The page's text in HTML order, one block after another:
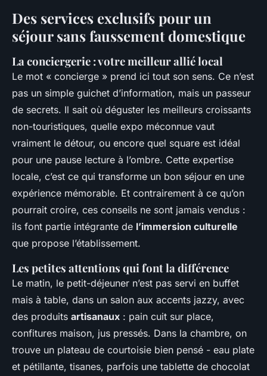
Des services exclusifs pour un
séjour sans faussement domestique
La conciergerie : votre meilleur allié local
Le mot « concierge » prend ici tout son sens. Ce n’est
pas un simple guichet d’information, mais un passeur
de secrets. Il sait où déguster les meilleurs croissants
non-touristiques, quelle expo méconnue vaut
vraiment le détour, ou encore quel square est idéal
pour une pause lecture à l’ombre. Cette expertise
locale, c’est ce qui transforme un bon séjour en une
expérience mémorable. Et contrairement à ce qu’on
pourrait croire, ces conseils ne sont jamais vendus :
ils font partie intégrante de l’immersion culturelle
que propose l’établissement.
Les petites attentions qui font la différence
Le matin, le petit-déjeuner n’est pas servi en buffet
mais à table, dans un salon aux accents jazzy, avec
des produits artisanaux : pain cuit sur place,
confitures maison, jus pressés. Dans la chambre, on
trouve un plateau de courtoisie bien pensé - eau plate
et pétillante, tisanes, parfois une tablette de chocolat